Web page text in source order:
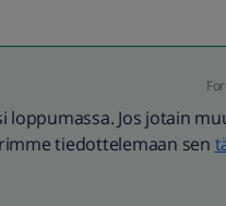
Jos jotain
tiedottelemaan sen